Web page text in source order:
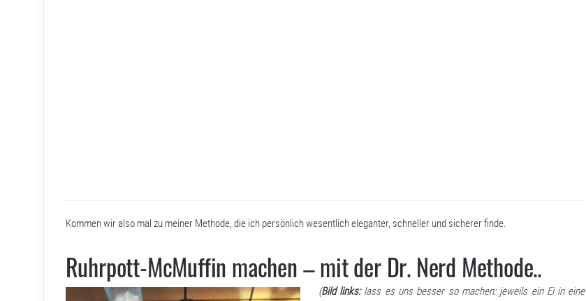
Kommen wir also mal zu meiner Methode, die ich persönlich wesentlich eleganter, schneller und sicherer finde.
Ruhrpott-McMuffin machen – mit der Dr. Nerd Methode..
(Bild links: lass es uns besser so machen: jeweils ein Ei in eine